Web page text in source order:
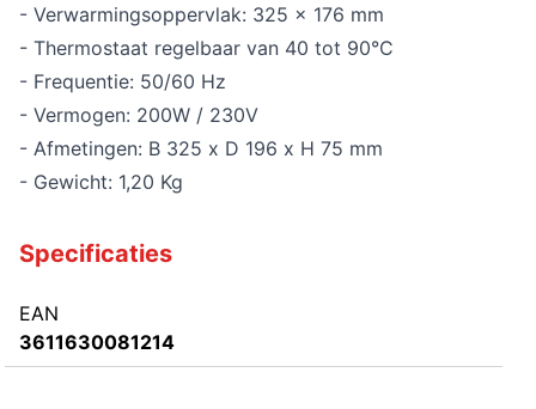
- Verwarmingsoppervlak: 325 x 176 mm
- Thermostaat regelbaar van 40 tot 90°C
- Frequentie: 50/60 Hz
- Vermogen: 200W / 230V
- Afmetingen: B 325 x D 196 x H 75 mm
- Gewicht: 1,20 Kg
Specificaties
EAN
3611630081214